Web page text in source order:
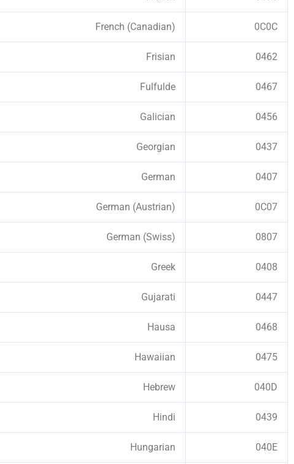
0C0C
French (Canadian)
0462
Frisian
0467
Fulfulde
0456
Galician
0437
Georgian
0407
German
0C07
German (Austrian)
0807
German (Swiss)
0408
Greek
0447
Gujarati
0468
Hausa
0475
Hawaiian
040D
Hebrew
0439
Hindi
040E
Hungarian